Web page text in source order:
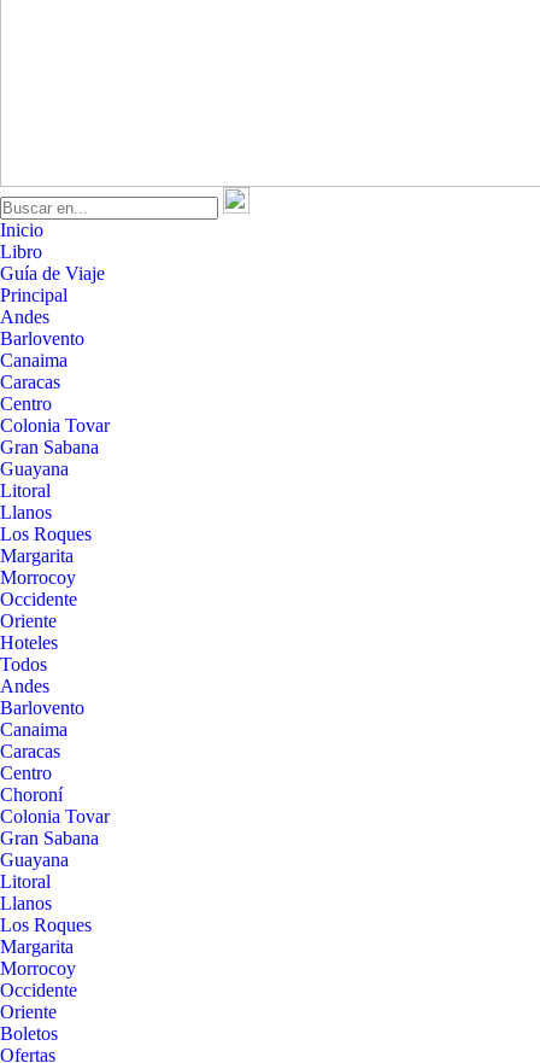
Inicio
Libro
Guía de Viaje
Principal
Andes
Barlovento
Canaima
Caracas
Centro
Colonia Tovar
Gran Sabana
Guayana
Litoral
Llanos
Los Roques
Margarita
Morrocoy
Occidente
Oriente
Hoteles
Todos
Andes
Barlovento
Canaima
Caracas
Centro
Choroní
Colonia Tovar
Gran Sabana
Guayana
Litoral
Llanos
Los Roques
Margarita
Morrocoy
Occidente
Oriente
Boletos
Ofertas